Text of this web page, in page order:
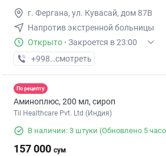
г. Фергана, ул. Кувасай, дом 87В
Напротив экстренной больницы
Открыто · Закроется в 23:00
+998 (97) XXX-XX-XX
смотреть
По рецепту
Аминоплюс, 200 мл, сироп
Til Healthcare Pvt. Ltd (Индия)
В наличии: 3 штуки (Обновлено 5
157 000 сум